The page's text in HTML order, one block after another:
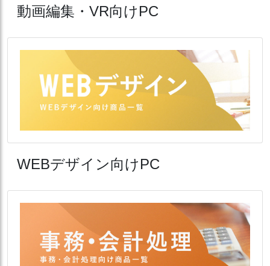
動画編集・VR向けPC
WEBデザイン向けPC